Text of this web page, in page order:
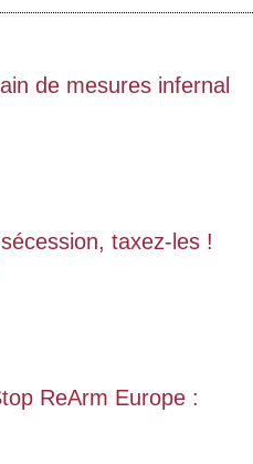
de mesures infernal
taxez-les !
ReArm Europe :